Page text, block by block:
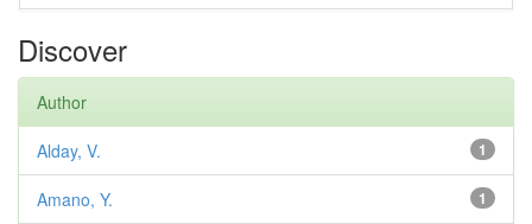
Discover
Author
1
Alday, V.
1
Amano, Y.